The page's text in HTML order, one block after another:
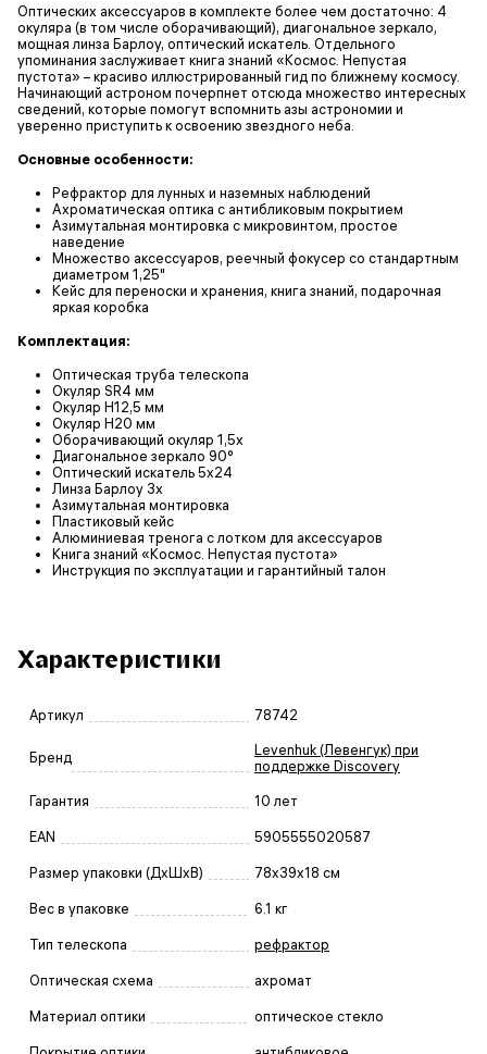
Оптических аксессуаров в комплекте более чем достаточно: 4
окуляра (в том числе оборачивающий), диагональное зеркало,
мощная линза Барлоу, оптический искатель. Отдельного
упоминания заслуживает книга знаний «Космос. Непустая
пустота» – красиво иллюстрированный гид по ближнему космосу.
Начинающий астроном почерпнет отсюда множество интересных
сведений, которые помогут вспомнить азы астрономии и
уверенно приступить к освоению звездного неба.
Основные особенности:
Рефрактор для лунных и наземных наблюдений
Ахроматическая оптика с антибликовым покрытием
Азимутальная монтировка с микровинтом, простое
наведение
Множество аксессуаров, реечный фокусер со стандартным
диаметром 1,25"
Кейс для переноски и хранения, книга знаний, подарочная
яркая коробка
Комплектация:
Оптическая труба телескопа
Окуляр SR4 мм
Окуляр H12,5 мм
Окуляр H20 мм
Оборачивающий окуляр 1,5х
Диагональное зеркало 90°
Оптический искатель 5х24
Линза Барлоу 3х
Азимутальная монтировка
Пластиковый кейс
Алюминиевая тренога с лотком для аксессуаров
Книга знаний «Космос. Непустая пустота»
Инструкция по эксплуатации и гарантийный талон
Характеристики
Артикул 78742
Бренд
Levenhuk (Левенгук) при
поддержке Discovery
Гарантия 10 лет
EAN 5905555020587
Размер упаковки (ДxШxВ) 78x39x18 см
Вес в упаковке 6.1 кг
Тип телескопа рефрактор
Оптическая схема ахромат
Материал оптики оптическое стекло